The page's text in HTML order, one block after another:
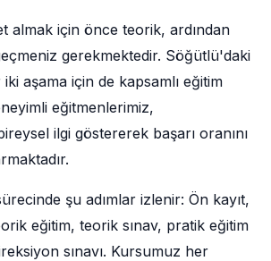
almak için önce teorik, ardından
gerekmektedir. Söğütlü'daki
aşama için de kapsamlı eğitim
eğitmenlerimiz,
ilgi göstererek başarı oranını
şu adımlar izlenir: Ön kayıt,
eğitim, teorik sınav, pratik eğitim
sınavı. Kursumuz her